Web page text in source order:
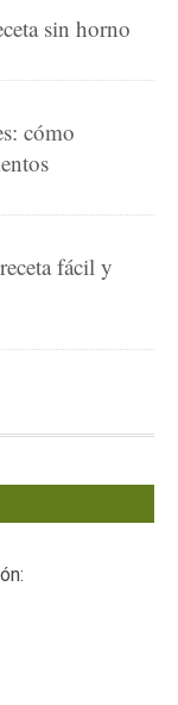
sin horno
cómo
fácil y